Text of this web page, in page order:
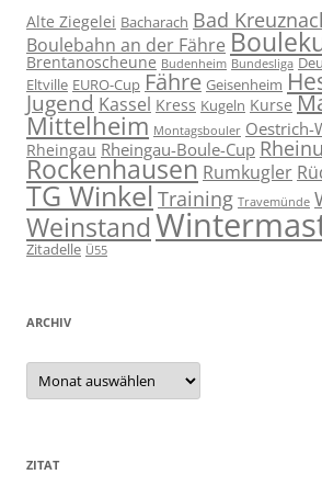
Alte Ziegelei Bacharach Bad
Boulebahn an der Fähre
Brentanoscheune Budenheim Bundesliga
Eltville EURO-Cup Fähre Geisenheim
Jugend Kassel Kress Kugeln Kurse
Mittelheim Montagsbouler Oestrich-
Rheingau Rheingau-Boule-Cup
Rockenhausen Rumkugler
TG WinkelTraining Travemünde
Weinstand
Zitadelle Ü55
ARCHIV
Archiv
ZITAT